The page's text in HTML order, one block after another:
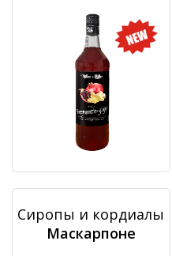
Сиропы и кордиалы
Маскарпоне